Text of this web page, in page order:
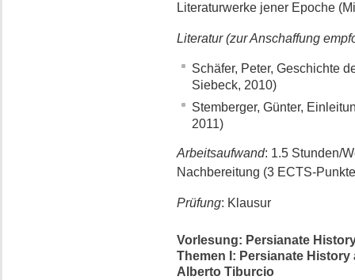
Literaturwerke jener Epoche
Literatur (zur Anschaffung
Schäfer, Peter, Geschichte
Siebeck, 2010)
Stemberger, Günter,
2011)
Arbeitsaufwand: 1.5 Stunden/
Nachbereitung (3 ECTS-
Prüfung: Klausur
Vorlesung: Persianate
Themen I: Persianate History
Alberto Tiburcio